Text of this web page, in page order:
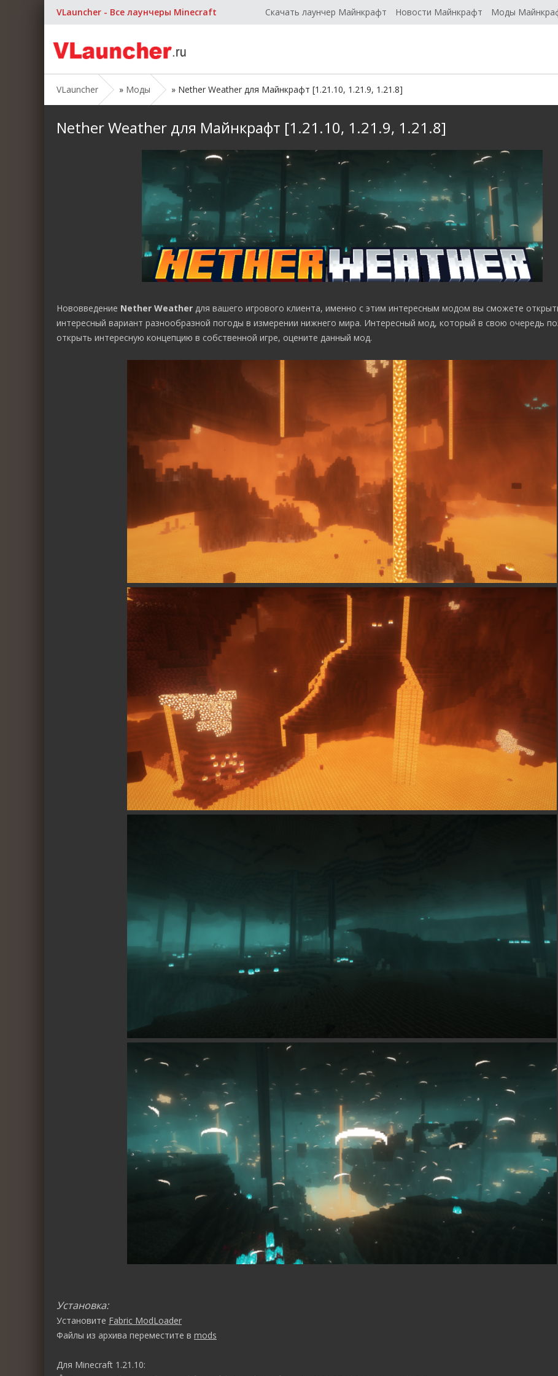
VLauncher - Все лаунчеры Minecraft Скачать лаунчер Майнкрафт Новости Майнкрафт Моды
VLauncher » Моды » Nether Weather для Майнкрафт [1.21.10, 1.21.9, 1.21.8]
Nether Weather для Майнкрафт [1.21.10, 1.21.9, 1.21.8]
Нововведение Nether Weather для вашего игрового клиента, именно с этим интересным модом вы сможете
интересный вариант разнообразной погоды в измерении нижнего мира. Интересный мод, который в свою очередь
открыть интересную концепцию в собственной игре, оцените данный мод.
Установка:
Установите Fabric ModLoader
Файлы из архива переместите в mods
Для Minecraft 1.21.10: